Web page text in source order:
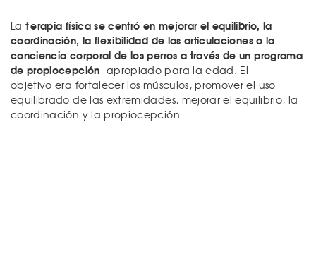
La terapia física se centró en mejorar el equilibrio, la
coordinación, la flexibilidad de las articulaciones o la
conciencia corporal de los perros a través de un programa
de propiocepción apropiado para la edad. El
objetivo era fortalecer los músculos, promover el uso
equilibrado de las extremidades, mejorar el equilibrio, la
coordinación y la propiocepción.